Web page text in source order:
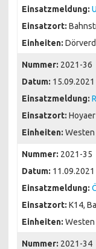
Einsatzmeldung:
Einsatzort:
Einheiten:
Nummer: 2021-36
Datum:
Einsatzmeldung:
Einsatzort:
Einheiten: Westen
Nummer: 2021-35
Datum:
Einsatzmeldung:
Einsatzort: K14,
Einheiten: Westen
Nummer: 2021-34